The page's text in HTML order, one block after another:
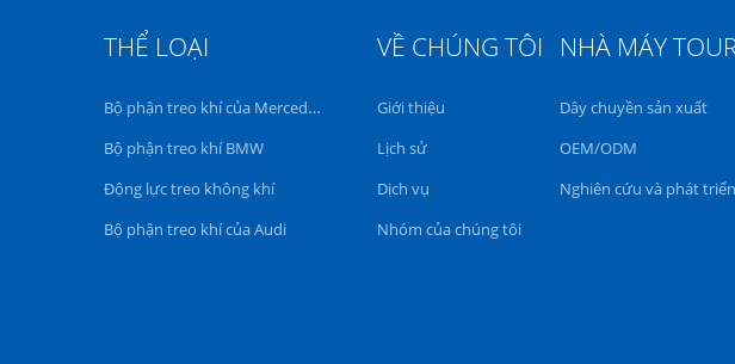
THỂ LOẠI
Bộ phận treo khí của Mercedes Benz
Bộ phận treo khí BMW
Động lực treo không khí
Bộ phận treo khí của Audi
VỀ CHÚNG TÔI
Giới thiệu
Lịch sử
Dịch vụ
Nhóm của chúng tôi
NHÀ MÁY
Dây chuyền sản xuất
OEM/ODM
Nghiên cứu và phát triển